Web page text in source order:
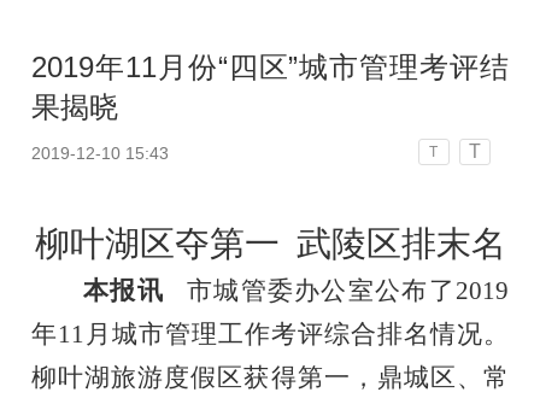
2019年11月份“四区”城市管理考评结
果揭晓
2019-12-10 15:43 T T
柳叶湖区夺第一 武陵区排末名
本报讯 市城管委办公室公布了 2019
年11 月城市管理工作考评综合排名情况。
柳叶湖旅游度假区获得第一， 鼎城区、 常